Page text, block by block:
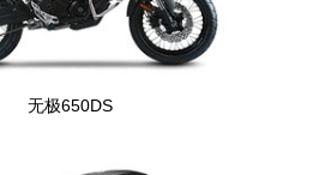
无极650DS